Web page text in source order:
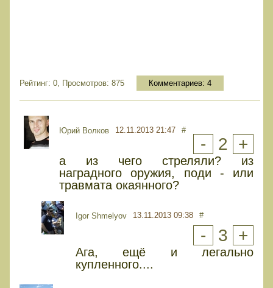
Рейтинг: 0, Просмотров: 875 Комментариев: 4
Юрий Волков 12.11.2013 21:47 #
- 2 +
а из чего стреляли? из
наградного оружия, поди - или
травмата окаянного?
Igor Shmelyov 13.11.2013 09:38 #
- 3 +
Ага, ещё и легально
купленного....